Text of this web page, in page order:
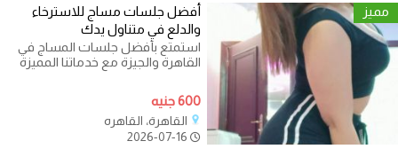
مميز
أفضل جلسات مساج للاسترخاء
والدلع في متناول يدك
استمتع بأفضل جلسات المساج في
القاهرة والجيزة مع خدماتنا المميزة
600 جنيه
القاهرة، القاهره